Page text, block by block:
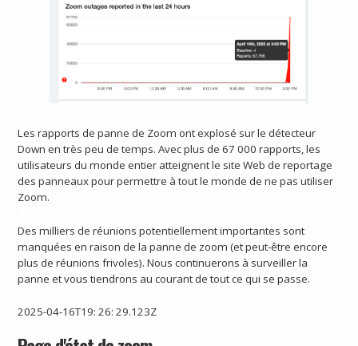
Les rapports de panne de Zoom ont explosé sur le détecteur
Down en très peu de temps. Avec plus de 67 000 rapports, les
utilisateurs du monde entier atteignent le site Web de reportage
des panneaux pour permettre à tout le monde de ne pas utiliser
Zoom.
Des milliers de réunions potentiellement importantes sont
manquées en raison de la panne de zoom (et peut-être encore
plus de réunions frivoles). Nous continuerons à surveiller la
panne et vous tiendrons au courant de tout ce qui se passe.
2025-04-16T19: 26: 29.123Z